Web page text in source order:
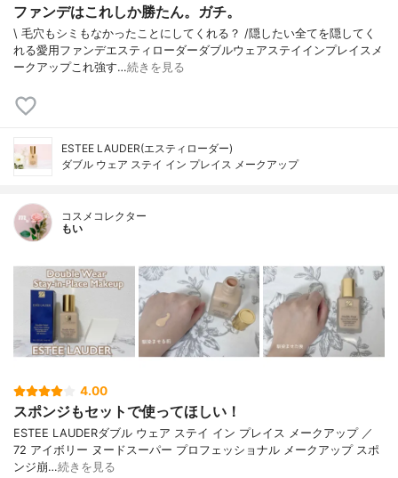
ファンデはこれしか勝たん。ガチ。
\ 毛穴もシミもなかったことにしてくれる？ /⁡⁡隠したい全てを隠してく
れる愛用ファンデ⁡エスティローダーダブルウェアステイインプレイスメ
ークアップ⁡⁡これ強す…続きを見る
ESTEE LAUDER(エスティローダー)
ダブル ウェア ステイ イン プレイス メークアップ
コスメコレクター
もい
4.00
スポンジもセットで使ってほしい！
ESTEE LAUDERダブル ウェア ステイ イン プレイス メークアップ ／
72 アイボリー ヌードスーパー プロフェッショナル メークアップ スポ
ンジ崩…続きを見る